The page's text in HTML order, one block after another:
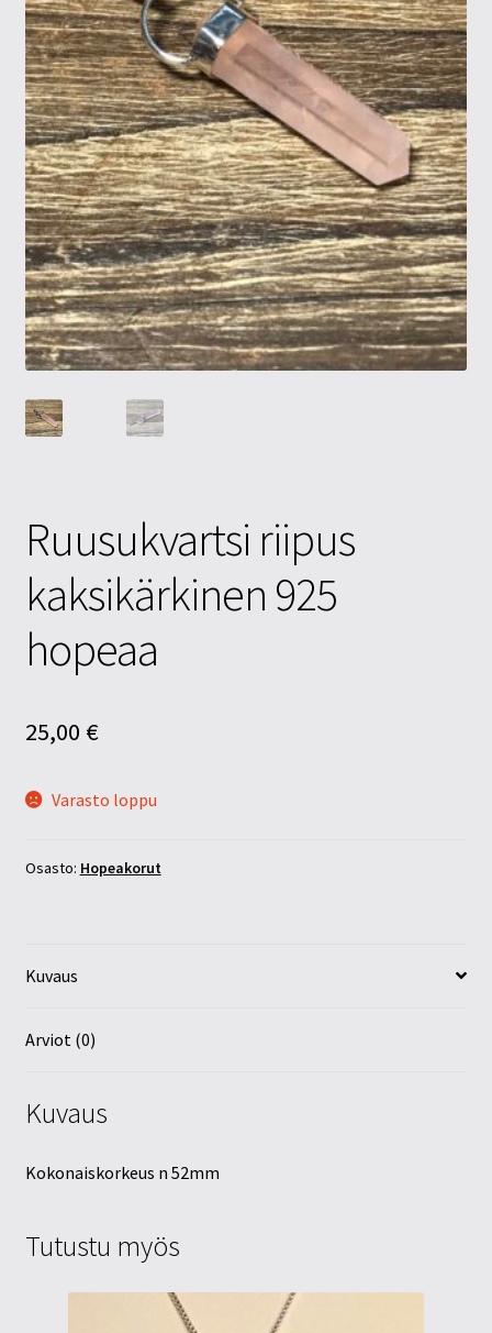
Tietosuojaseloste
Tuotteet
Yritysinfo
Ruusukvartsi riipus
kaksikärkinen 925
hopeaa
25,00 €
Varasto loppu
Osasto: Hopeakorut
Kuvaus
Arviot (0)
Kuvaus
Kokonaiskorkeus n 52mm
Tutustu myös